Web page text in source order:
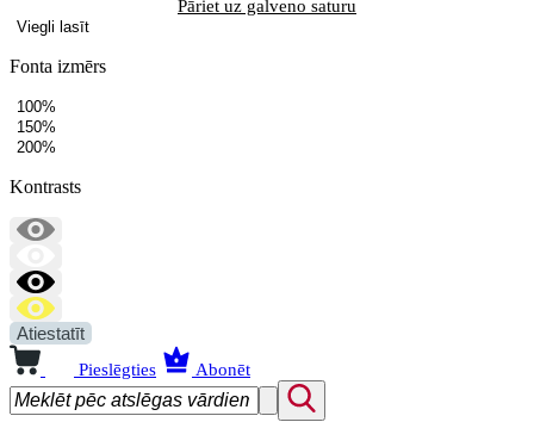
Pāriet uz galveno saturu
Viegli lasīt
Fonta izmērs
100%
150%
200%
Kontrasts
Atiestatīt
Pieslēgties Abonēt